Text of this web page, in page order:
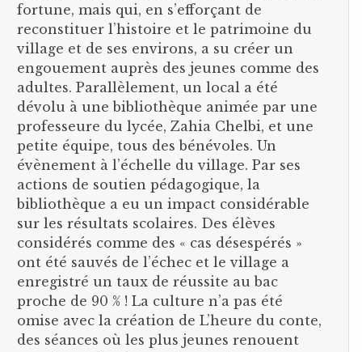
fortune, mais qui, en s’efforçant de
reconstituer l’histoire et le patrimoine du
village et de ses environs, a su créer un
engouement auprès des jeunes comme des
adultes. Parallèlement, un local a été
dévolu à une bibliothèque animée par une
professeure du lycée, Zahia Chelbi, et une
petite équipe, tous des bénévoles. Un
évènement à l’échelle du village. Par ses
actions de soutien pédagogique, la
bibliothèque a eu un impact considérable
sur les résultats scolaires. Des élèves
considérés comme des « cas désespérés »
ont été sauvés de l’échec et le village a
enregistré un taux de réussite au bac
proche de 90 % ! La culture n’a pas été
omise avec la création de L’heure du conte,
des séances où les plus jeunes renouent